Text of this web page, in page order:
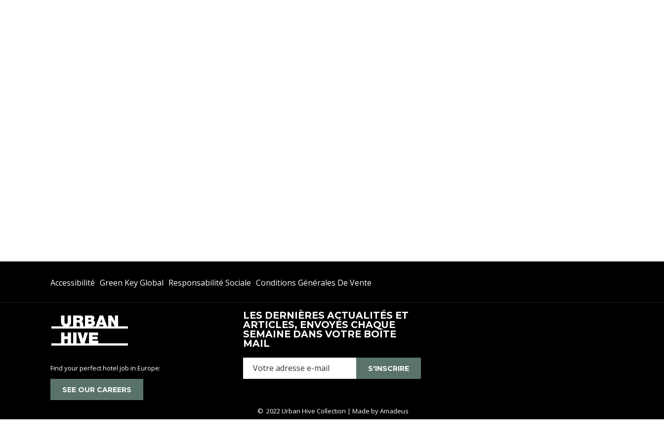
Accessibilité Green Key Global Ouvrir
Un
Responsabilité Sociale Conditions Générales De Vente
Un
Nouvel
Onglet
Find your perfect hotel job in Europe:
SEE OUR CAREERS
LES DERNIÈRES ACTUALITÉS ET
ARTICLES, ENVOYÉS CHAQUE
SEMAINE DANS VOTRE BOÎTE
MAIL
S'INSCRIRE
© 2022 Urban Hive Collection | Made byAmadeus